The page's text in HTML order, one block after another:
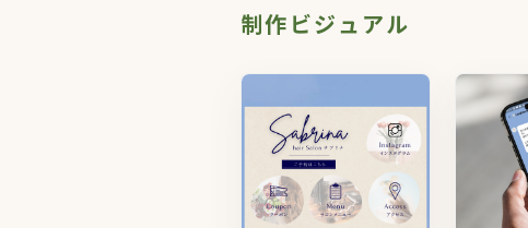
制作ビジュアル